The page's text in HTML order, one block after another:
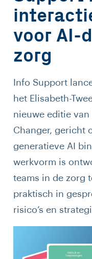
voor AI-
zorg
Info Support
het Elisabeth-
nieuwe editie van
Changer, gericht
generatieve AI
werkvorm is
teams in de zorg
praktisch in
risico’s en